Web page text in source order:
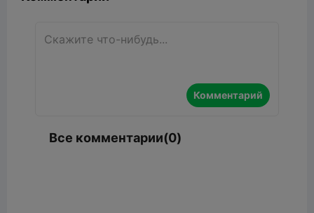
Комментарий
Все комментарии(0)